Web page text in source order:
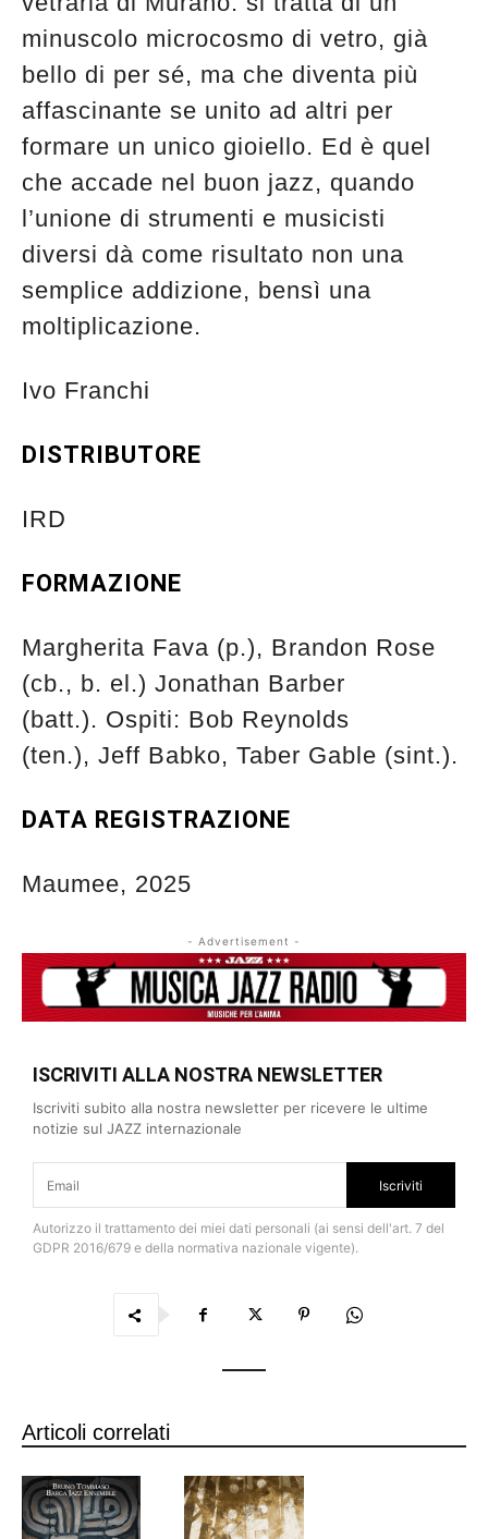
minuscolo microcosmo di vetro, già
bello di per sé, ma che diventa più
affascinante se unito ad altri per
formare un unico gioiello. Ed è quel
che accade nel buon jazz, quando
l’unione di strumenti e musicisti
diversi dà come risultato non una
semplice addizione, bensì una
moltiplicazione.
Ivo Franchi
DISTRIBUTORE
IRD
FORMAZIONE
Margherita Fava (p.), Brandon Rose
(cb., b. el.) Jonathan Barber
(batt.). Ospiti: Bob Reynolds
(ten.), Jeff Babko, Taber Gable (sint.).
DATA REGISTRAZIONE
Maumee, 2025
- Advertisement -
ISCRIVITI ALLA NOSTRA NEWSLETTER
Iscriviti subito alla nostra newsletter per ricevere le ultime
notizie sul JAZZ internazionale
Iscriviti
Autorizzo il trattamento dei miei dati personali (ai sensi dell'art. 7 del
GDPR 2016/679 e della normativa nazionale vigente).
Articoli correlati